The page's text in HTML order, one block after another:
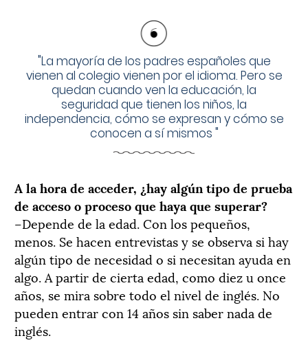
"La mayoría de los padres españoles que
vienen al colegio vienen por el idioma. Pero se
quedan cuando ven la educación, la
seguridad que tienen los niños, la
independencia, cómo se expresan y cómo se
conocen a sí mismos "
A la hora de acceder, ¿hay algún tipo de prueba
de acceso o proceso que haya que superar?
–Depende de la edad. Con los pequeños,
menos. Se hacen entrevistas y se observa si hay
algún tipo de necesidad o si necesitan ayuda en
algo. A partir de cierta edad, como diez u once
años, se mira sobre todo el nivel de inglés. No
pueden entrar con 14 años sin saber nada de
inglés.